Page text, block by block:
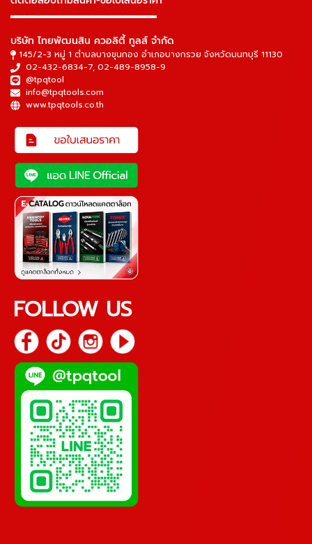
▬▬▬▬▬▬▬▬▬▬▬▬▬▬▬
บริษัท ไทยพัฒนสิน ควอลิตี้ ทูลส์ จำกัด
145/2-3 หมู่ 1 ตำบลบางขุนกอง อำเภอบางกรวย จังหวัดนนทบุรี 11130
02-432-6834-7, 02-489-8958-9
@tpqtool
info@tpqtools.com
www.tpqtools.co.th
FOLLOW US